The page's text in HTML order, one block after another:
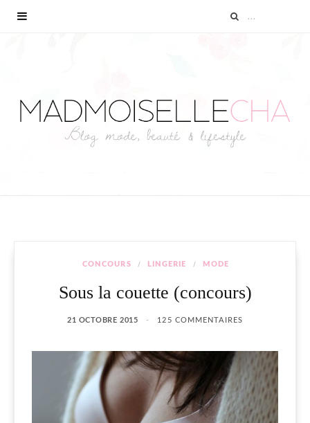
CONCOURS LINGERIE MODE
Sous la couette (concours)
21 OCTOBRE 2015 125 COMMENTAIRES